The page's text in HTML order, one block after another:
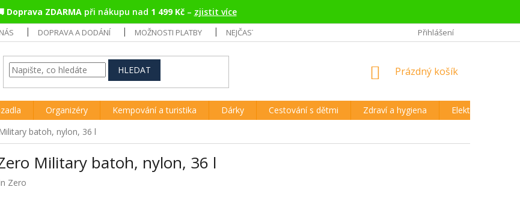
Doprava ZDARMApři nákupu nad 1 499 Kč– zjistit více
DOPRAVA A DODÁNÍ MOŽNOSTI PLATBY NEJČASTĚJŠÍ OTÁZKY CESTOVATELŮ REKLAMAČNÍ ŘÁD A VRÁCENÍ ZBOŽÍ
Přihlášení
HLEDAT
NÁKUPNÍ
Prázdný košík
Organizéry Kempování a turistika Dárky Cestování s dětmi Zdraví a hygiena Elektronika
batoh, nylon, 36 l
Military batoh, nylon, 36 l
Zero